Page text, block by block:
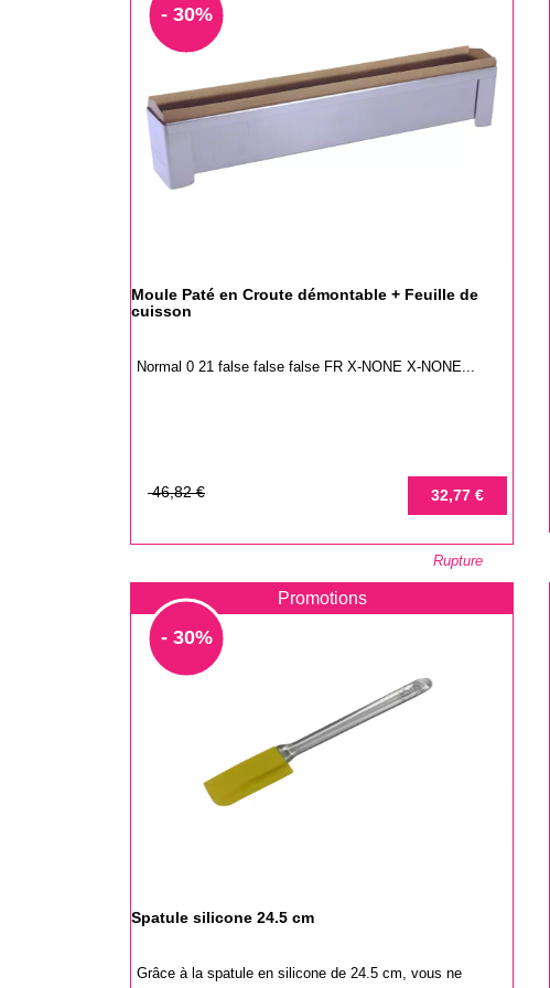
- 30%
Moule Paté en Croute démontable + Feuille de
cuisson
Normal 0 21 false false false FR X-NONE X-NONE...
Prix
46,82 €
Prix 32,77 €
Rupture
Promotions
- 30%
Spatule silicone 24.5 cm
Grâce à la spatule en silicone de 24.5 cm, vous ne